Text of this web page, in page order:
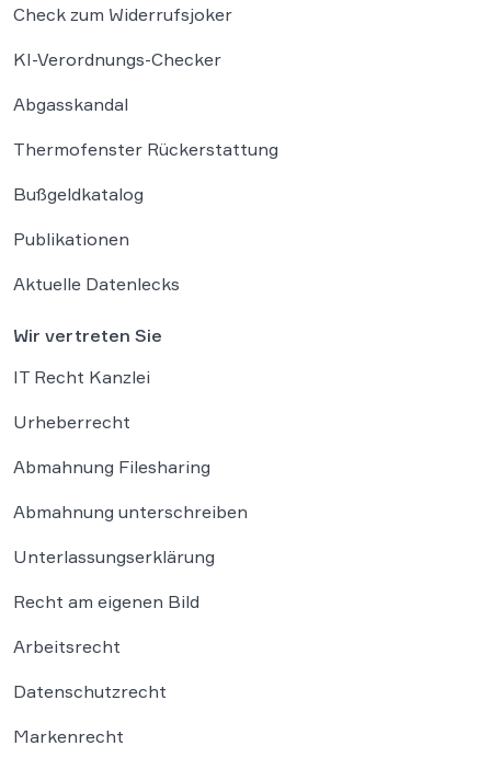
Check zum Widerrufsjoker
KI-Verordnungs-Checker
Abgasskandal
Thermofenster Rückerstattung
Bußgeldkatalog
Publikationen
Aktuelle Datenlecks
Wir vertreten Sie
IT Recht Kanzlei
Urheberrecht
Abmahnung Filesharing
Abmahnung unterschreiben
Unterlassungserklärung
Recht am eigenen Bild
Arbeitsrecht
Datenschutzrecht
Markenrecht